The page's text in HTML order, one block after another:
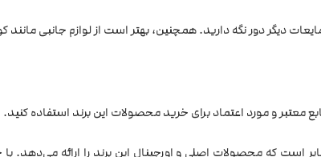
دیگر دور نگه دارید. همچنین، بهتر است از لوازم جانبی مانند
است که محصولات اصلی و اورجینال این برند را ارائه می‌دهد.